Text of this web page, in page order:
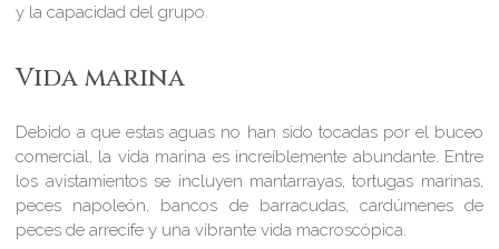
y la capacidad del grupo.
Vida marina
Debido a que estas aguas no han sido tocadas por el buceo
comercial, la vida marina es increíblemente abundante. Entre
los avistamientos se incluyen mantarrayas, tortugas marinas,
peces napoleón, bancos de barracudas, cardúmenes de
peces de arrecife y una vibrante vida macroscópica.